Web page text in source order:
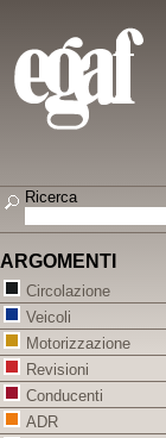
Ricerca
ARGOMENTI
Circolazione
Veicoli
Motorizzazione
Revisioni
Conducenti
ADR